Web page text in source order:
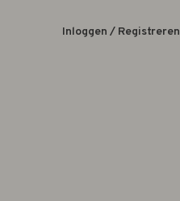
Inloggen / Registreren